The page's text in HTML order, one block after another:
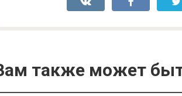
также может